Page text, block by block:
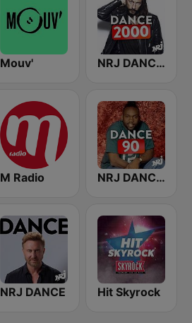
Mouv' NRJ DANCE 2000'
M Radio NRJ DANCE 90
NRJ DANCE Hit Skyrock